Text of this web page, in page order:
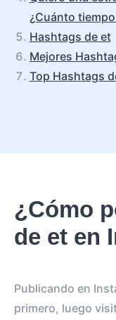
¿Cuánto
Hashtags de et
Mejores
Top Hashtags
¿Cómo
de et en
Publicando en
primero, luego